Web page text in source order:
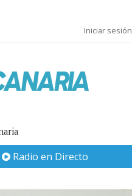
Iniciar sesión
Radio en Directo